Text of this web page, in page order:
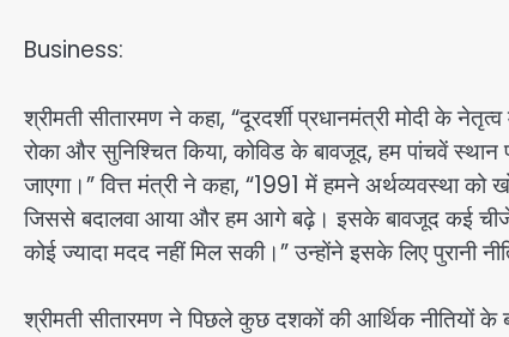
Business:
श्रीमती सीतारमण ने कहा, “दूरदर्शी प्रधानमंत्री मोदी के
रोका और सुनिश्चित किया, कोविड के बावजूद, हम पांचवें
जाएगा।” वित्त मंत्री ने कहा, “1991 में हमने अर्थव्यवस्था
जिससे बदालवा आया और हम आगे बढ़े। इसके बावजूद कई चीजें
कोई ज्यादा मदद नहीं मिल सकी।” उन्होंने इसके लिए पुरानी
श्रीमती सीतारमण ने पिछले कुछ दशकों की आर्थिक नीतियों